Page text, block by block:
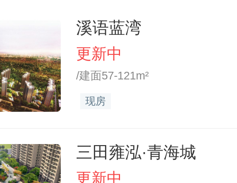
溪语蓝湾
更新中
/建面57-121m²
现房
三田雍泓·青海城
更新中